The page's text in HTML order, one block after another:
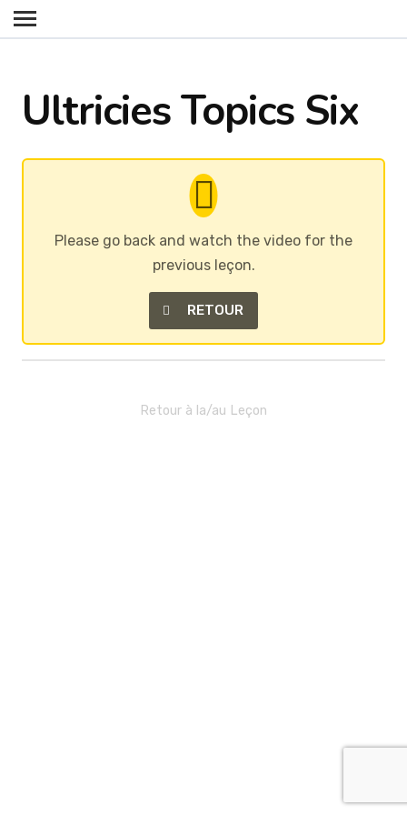
Ultricies Topics Six
Please go back and watch the video for the
previous leçon.
RETOUR
Retour à la/au Leçon